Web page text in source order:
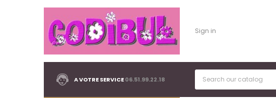
Sign in
A VOTRE SERVICE06.51.99.22.18